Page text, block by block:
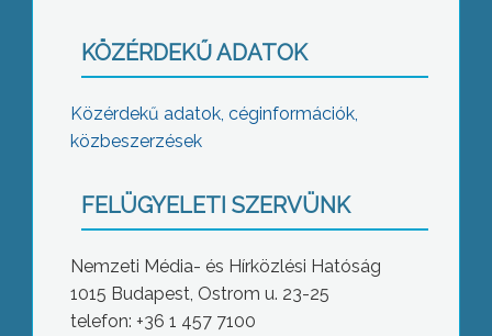
KÖZÉRDEKŰ ADATOK
Közérdekű adatok, céginformációk,
közbeszerzések
FELÜGYELETI SZERVÜNK
Nemzeti Média- és Hírközlési Hatóság
1015 Budapest, Ostrom u. 23-25
telefon: +36 1 457 7100